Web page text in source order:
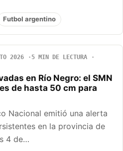
Futbol argentino
2026
5 MIN DE LECTURA
en Río Negro: el SMN
de hasta 50 cm para
Nacional emitió una alerta
en la provincia de
4 de…